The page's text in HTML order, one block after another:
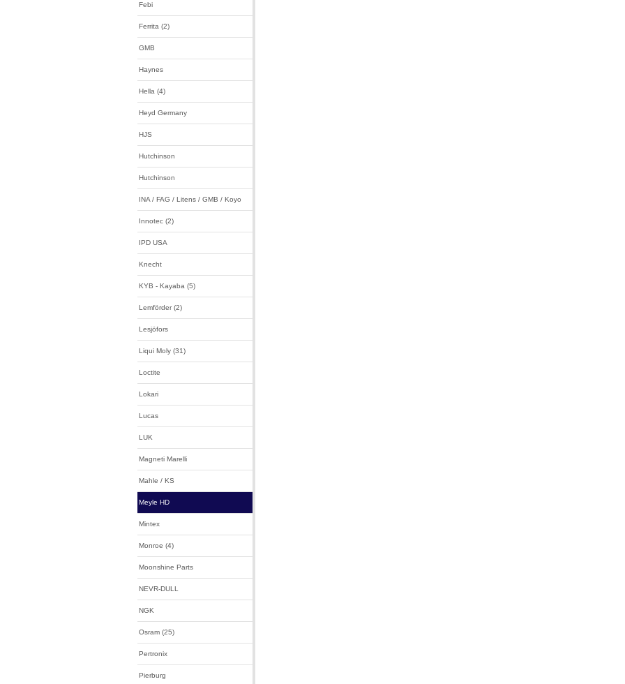
Febi
Ferrita (2)
GMB
Haynes
Hella (4)
Heyd Germany
HJS
Hutchinson
Hutchinson
INA / FAG / Litens / GMB / Koyo
Innotec (2)
IPD USA
Knecht
KYB - Kayaba (5)
Lemförder (2)
Lesjöfors
Liqui Moly (31)
Loctite
Lokari
Lucas
LUK
Magneti Marelli
Mahle / KS
Meyle HD
Mintex
Monroe (4)
Moonshine Parts
NEVR-DULL
NGK
Osram (25)
Pertronix
Pierburg